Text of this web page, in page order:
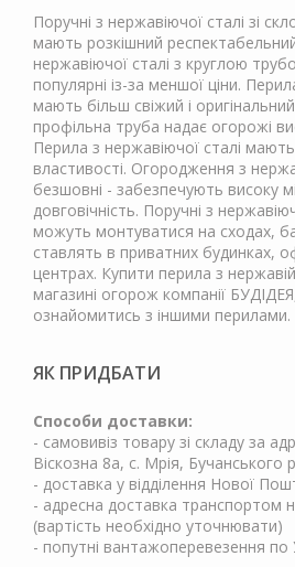
Поручні з нержавіючої сталі зі
мають розкішний
нержавіючої сталі з круглою
популярні із-за меншої ціни.
мають більш свіжий і
профільна труба надає огорожі
Перила з нержавіючої сталі мають
властивості. Огородження з
безшовні - забезпечують високу
довговічність. Поручні з
можуть монтуватися на сходах,
ставлять в приватних будинках,
центрах. Купити перила з
магазині огорож компанії
ознайомитись з іншими перилами.
ЯК ПРИДБАТИ
Способи доставки:
- самовивіз товару зі складу за
Віскозна 8а, с. Мрія, Бучанського
- доставка у відділення Нової
- адресна доставка транспортом
(вартість необхідно уточнювати)
- попутні вантажоперевезення по